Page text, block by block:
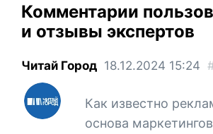
Комментарии
и отзывы экспертов
Читай Город 18.12.2024 15:24
Как известно
основа